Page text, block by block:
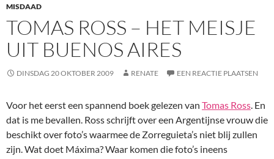
INHOUD
MISDAAD
TOMAS ROSS – HET MEISJE
UIT BUENOS AIRES
DINSDAG 20 OKTOBER 2009 RENATE EEN REACTIE PLAATSEN
Voor het eerst een spannend boek gelezen van Tomas Ross. En
dat is me bevallen. Ross schrijft over een Argentijnse vrouw die
beschikt over foto’s waarmee de Zorreguieta’s niet blij zullen
zijn. Wat doet Máxima? Waar komen die foto’s ineens